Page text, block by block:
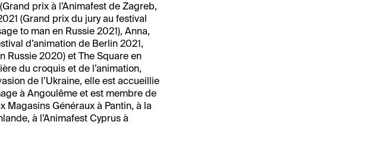
prix à l’Animafest de Zagreb,
(Grand prix du jury au festival
to man en Russie 2021), Anna,
d’animation de Berlin 2021 ,
Russie 2020) et
The Square en
du croquis et de l’animation,
de l’Ukraine, elle est accueillie
à Angoulême et est membre de
Magasins Généraux à Pantin, à la
à l’Animafest Cyprus à